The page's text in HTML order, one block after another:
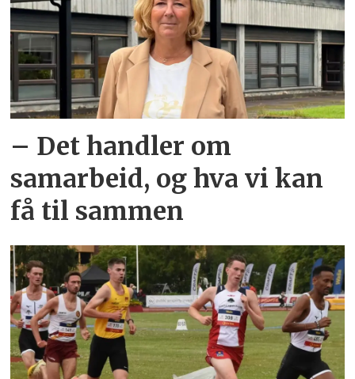
– Det handler om
samarbeid, og hva vi kan
få til sammen